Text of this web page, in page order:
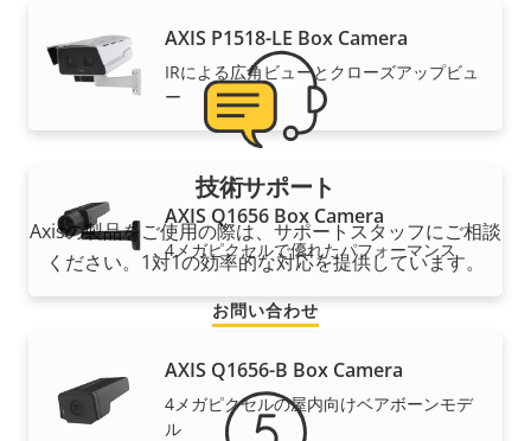
AXIS P1518-LE Box Camera
IRによる広角ビューとクローズアップビュ
ー
AXIS Q1656 Box Camera
4メガピクセルで優れたパフォーマンス
AXIS Q1656-B Box Camera
4メガピクセルの屋内向けベアボーンモデ
ル
技術サポート
Axisの製品をご使用の際は、サポートスタッフにご相談
ください。1対1の効率的な対応を提供しています。
お問い合わせ